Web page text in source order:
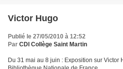
Victor Hugo
Publié le 27/05/2010 à 12:52
Par CDI Collège Saint Martin
Du 31 mai au 8 juin : Exposition sur Victor